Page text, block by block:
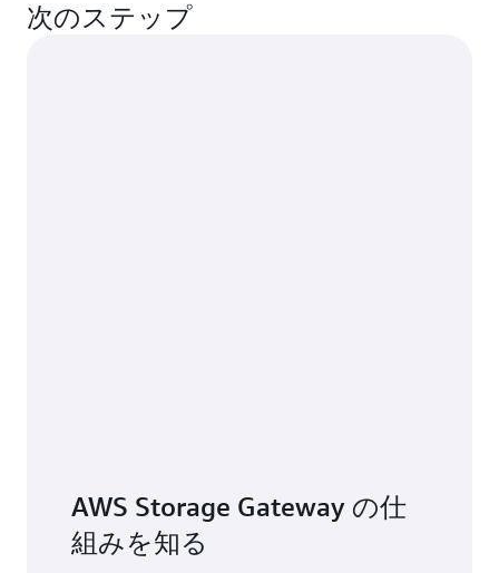
り、仮想テープをオンプレミスでキャッシュするこ
Windows や Linux サーバーと組み合わせて使用す
次のステップ
AWS Storage Gateway の仕
組みを知る